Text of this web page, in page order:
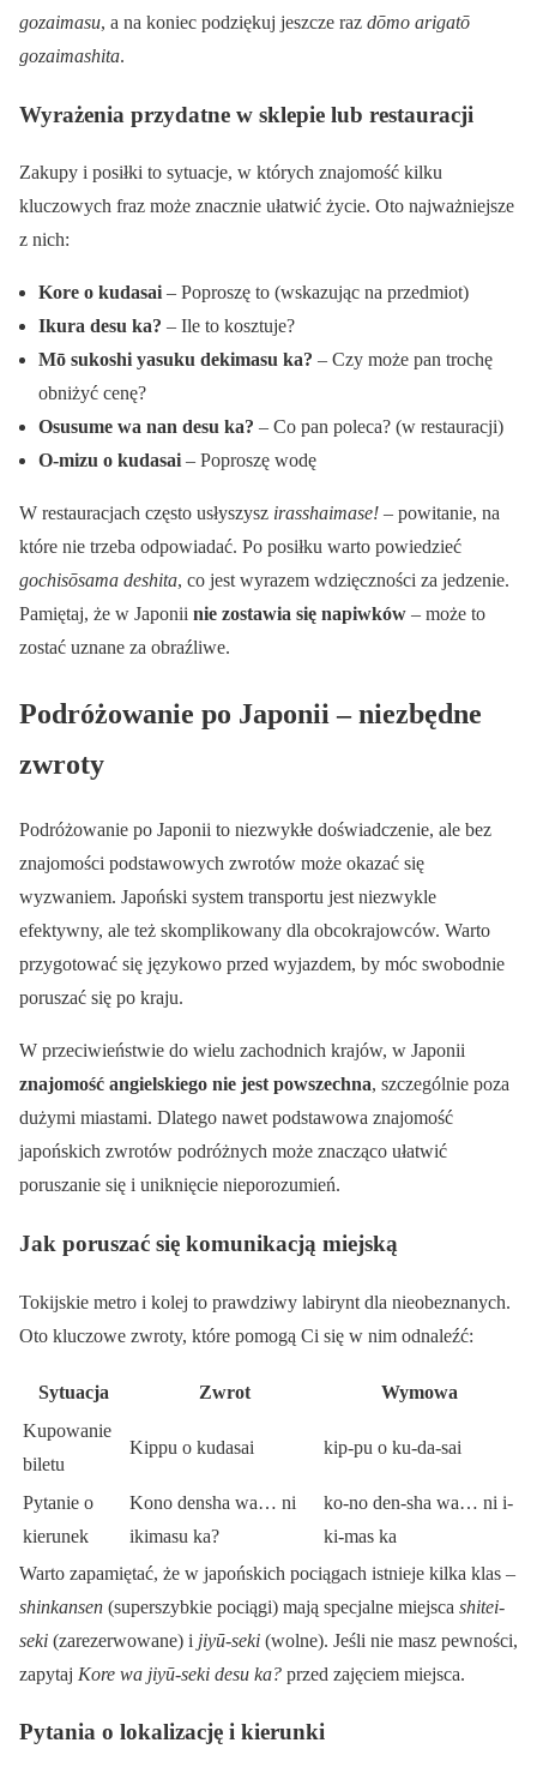
gozaimasu, a na koniec podziękuj jeszcze raz dōmo arigatō
gozaimashita.
Wyrażenia przydatne w sklepie lub restauracji
Zakupy i posiłki to sytuacje, w których znajomość kilku
kluczowych fraz może znacznie ułatwić życie. Oto najważniejsze
z nich:
Kore o kudasai – Poproszę to (wskazując na przedmiot)
Ikura desu ka? – Ile to kosztuje?
Mō sukoshi yasuku dekimasu ka? – Czy może pan trochę
obniżyć cenę?
Osusume wa nan desu ka? – Co pan poleca? (w restauracji)
O-mizu o kudasai – Poproszę wodę
W restauracjach często usłyszysz irasshaimase! – powitanie, na
które nie trzeba odpowiadać. Po posiłku warto powiedzieć
gochisōsama deshita, co jest wyrazem wdzięczności za jedzenie.
Pamiętaj, że w Japonii nie zostawia się napiwków – może to
zostać uznane za obraźliwe.
Podróżowanie po Japonii – niezbędne
zwroty
Podróżowanie po Japonii to niezwykłe doświadczenie, ale bez
znajomości podstawowych zwrotów może okazać się
wyzwaniem. Japoński system transportu jest niezwykle
efektywny, ale też skomplikowany dla obcokrajowców. Warto
przygotować się językowo przed wyjazdem, by móc swobodnie
poruszać się po kraju.
W przeciwieństwie do wielu zachodnich krajów, w Japonii
znajomość angielskiego nie jest powszechna, szczególnie poza
dużymi miastami. Dlatego nawet podstawowa znajomość
japońskich zwrotów podróżnych może znacząco ułatwić
poruszanie się i uniknięcie nieporozumień.
Jak poruszać się komunikacją miejską
Tokijskie metro i kolej to prawdziwy labirynt dla nieobeznanych.
Oto kluczowe zwroty, które pomogą Ci się w nim odnaleźć:
Sytuacja Zwrot
Wymowa
Kupowanie
biletu
Kippu o kudasai kip-pu o ku-da-sai
Pytanie o
kierunek
Kono densha wa… ni
ikimasu ka?
ko-no den-sha wa… ni i-
ki-mas ka
Warto zapamiętać, że w japońskich pociągach istnieje kilka klas –
shinkansen (superszybkie pociągi) mają specjalne miejsca shitei-
seki (zarezerwowane) i jiyū-seki (wolne). Jeśli nie masz pewności,
zapytaj Kore wa jiyū-seki desu ka? przed zajęciem miejsca.
Pytania o lokalizację i kierunki